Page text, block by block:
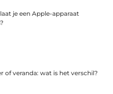
je een Apple-apparaat
of veranda: wat is het verschil?